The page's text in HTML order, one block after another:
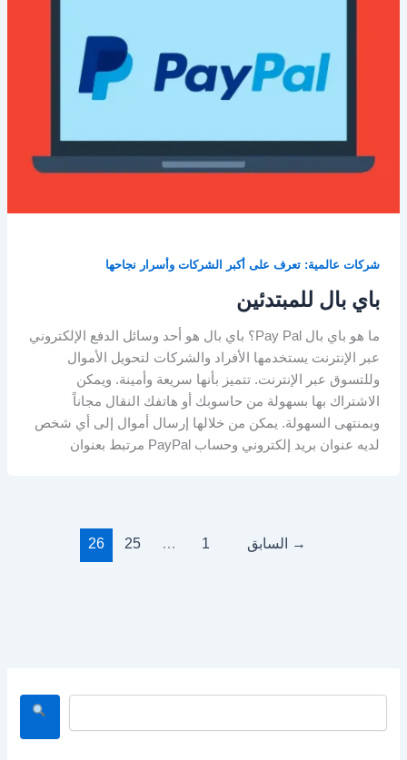
شركات عالمية: تعرف على أكبر الشركات وأسرار نجاحها
باي بال للمبتدئين
ما هو باي بال Pay Pal؟ باي بال هو أحد وسائل الدفع الإلكتروني
عبر الإنترنت يستخدمها الأفراد والشركات لتحويل الأموال
وللتسوق عبر الإنترنت. تتميز بأنها سريعة وأمينة. ويمكن
الاشتراك بها بسهولة من حاسوبك أو هاتفك النقال مجاناً
وبمنتهى السهولة. يمكن من خلالها إرسال أموال إلى أي شخص
لديه عنوان بريد إلكتروني وحساب PayPal مرتبط بعنوان
→ السابق 1
…
25
26